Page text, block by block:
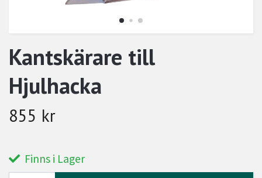
Kantskärare till
Hjulhacka
855 kr
Finns i Lager